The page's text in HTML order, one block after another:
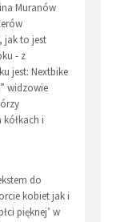
Muranów
jak to jest
- z
jest: Nextbike
widzowie
i
do
kobiet jak i
pięknej’ w